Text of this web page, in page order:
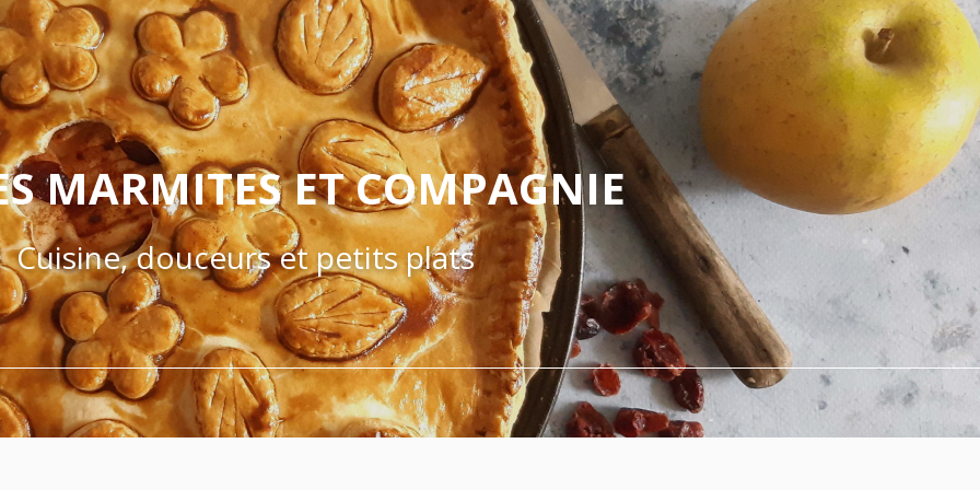
MARMITES ET COMPAGNIE
Cuisine, douceurs et petits plats